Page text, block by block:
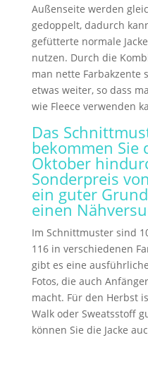
Außenseite werden
gedoppelt, dadurch
gefütterte normale
nutzen. Durch die
man nette Farbakzente
etwas weiter, so dass
wie Fleece verwenden
Das
bekommen Sie
Oktober
Sonderpreis
ein guter
einen
Im Schnittmuster sind
116 in verschiedenen
gibt es eine
Fotos, die auch
macht. Für den Herbst
Walk oder Sweatsstoff
können Sie die Jacke